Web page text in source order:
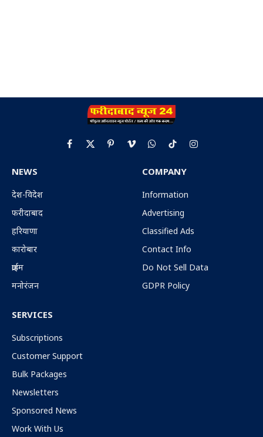
Facebook
X
PinterestVimeoWhatsApp
TikTokInstagram
NEWS
देश-विदेश
फरीदाबाद
हरियाणा
कारोबार
क्राईम
मनोरंजन
COMPANY
Information
Advertising
Classified Ads
Contact Info
Do Not Sell Data
GDPR Policy
SERVICES
Subscriptions
Customer Support
Bulk Packages
Newsletters
Sponsored News
Work With Us